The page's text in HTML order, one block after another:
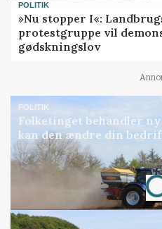
POLITIK
»Nu stopper I«:
protestgruppe vil
gødskningslov
POLITIK
Folketinget behandler
kan den ændre din